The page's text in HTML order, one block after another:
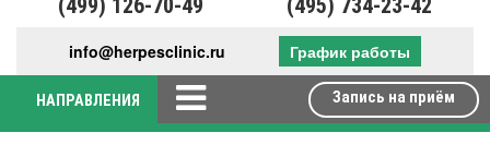
(499) 126-70-49
(495) 734-23-42
info@herpesclinic.ru График работы
НАПРАВЛЕНИЯ Запись на приём